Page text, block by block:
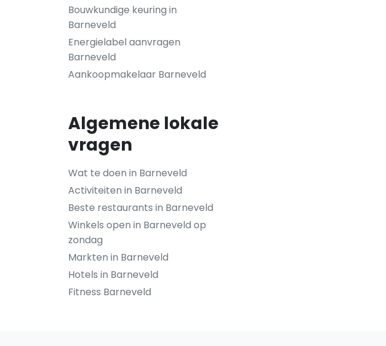
Bouwkundige keuring in
Barneveld
Energielabel aanvragen
Barneveld
Aankoopmakelaar Barneveld
Algemene lokale
vragen
Wat te doen in Barneveld
Activiteiten in Barneveld
Beste restaurants in Barneveld
Winkels open in Barneveld op
zondag
Markten in Barneveld
Hotels in Barneveld
Fitness Barneveld